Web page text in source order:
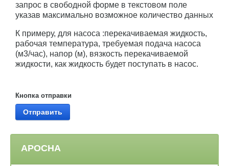
запрос в свободной форме в текстовом поле
указав максимально возможное количество данных
К примеру, для насоса :перекачиваемая жидкость,
рабочая температура, требуемая подача насоса
(м3/час), напор (м), вязкость перекачиваемой
жидкости, как жидкость будет поступать в насос.
Кнопка отправки
АРОСНА